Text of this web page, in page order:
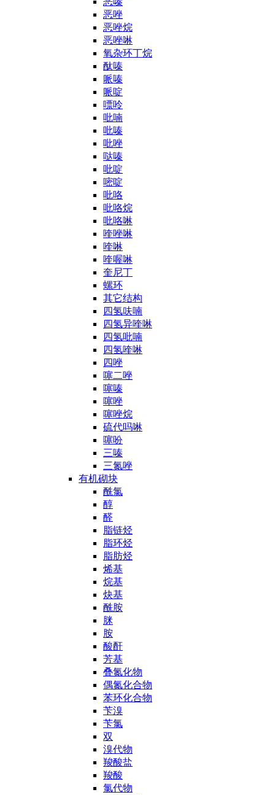
恶唑
恶唑烷
恶唑啉
氧杂环丁烷
酞嗪
哌嗪
哌啶
嘌呤
吡喃
吡嗪
吡唑
哒嗪
吡啶
嘧啶
吡咯
吡咯烷
吡咯啉
喹唑啉
喹啉
喹喔啉
奎尼丁
螺环
其它结构
四氢呋喃
四氢异喹啉
四氢吡喃
四氢喹啉
四唑
噻二唑
噻嗪
噻唑
噻唑烷
硫代吗啉
噻吩
三嗪
三氮唑
有机砌块
酰氯
醇
醛
脂链烃
脂环烃
脂肪烃
烯基
烷基
炔基
酰胺
脒
胺
酸酐
芳基
叠氮化物
偶氮化合物
苯环化合物
苄溴
苄氯
双
溴代物
羧酸盐
羧酸
氯代物